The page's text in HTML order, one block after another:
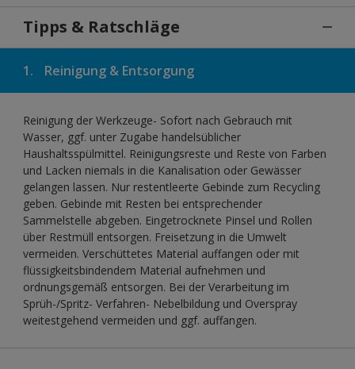
Tipps & Ratschläge
1. Reinigung & Entsorgung
Reinigung der Werkzeuge- Sofort nach Gebrauch mit
Wasser, ggf. unter Zugabe handelsüblicher
Haushaltsspülmittel. Reinigungsreste und Reste von Farben
und Lacken niemals in die Kanalisation oder Gewässer
gelangen lassen. Nur restentleerte Gebinde zum Recycling
geben. Gebinde mit Resten bei entsprechender
Sammelstelle abgeben. Eingetrocknete Pinsel und Rollen
über Restmüll entsorgen. Freisetzung in die Umwelt
vermeiden. Verschüttetes Material auffangen oder mit
flüssigkeitsbindendem Material aufnehmen und
ordnungsgemäß entsorgen. Bei der Verarbeitung im
Sprüh-/Spritz- Verfahren- Nebelbildung und Overspray
weitestgehend vermeiden und ggf. auffangen.